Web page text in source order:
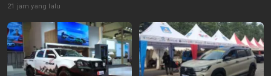
21 jam yang lalu